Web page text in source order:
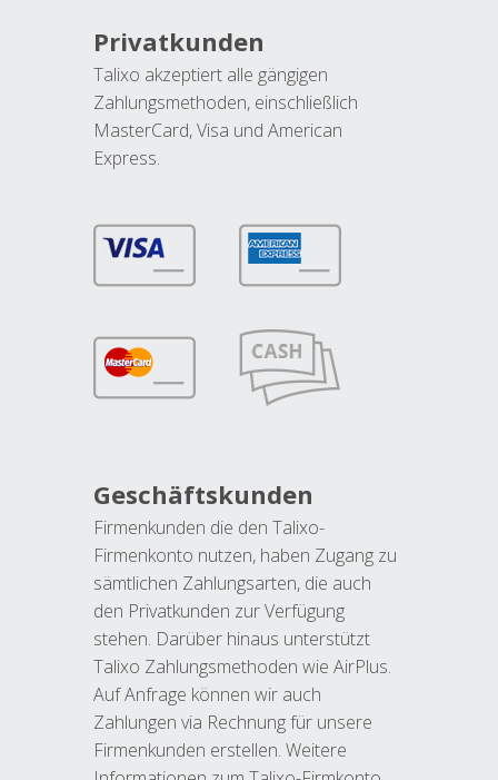
Privatkunden
Talixo akzeptiert alle gängigen
Zahlungsmethoden, einschließlich
MasterCard, Visa und American
Express.
Geschäftskunden
Firmenkunden die den Talixo-
Firmenkonto nutzen, haben Zugang zu
sämtlichen Zahlungsarten, die auch
den Privatkunden zur Verfügung
stehen. Darüber hinaus unterstützt
Talixo Zahlungsmethoden wie AirPlus.
Auf Anfrage können wir auch
Zahlungen via Rechnung für unsere
Firmenkunden erstellen. Weitere